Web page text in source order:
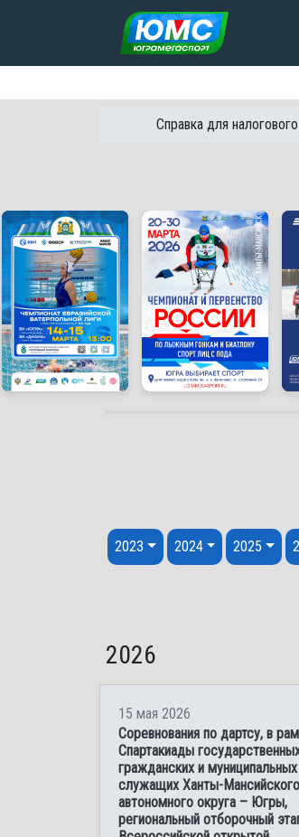
Перейти к содержанию
Справка для
Перейти к содержанию
2023 2024 2025
2026
15 мая 2026
Соревнования по дартсу, в
Спартакиады
гражданских и муниципальных
служащих Ханты-Мансийского
автономного округа – Югры,
региональный отборочный